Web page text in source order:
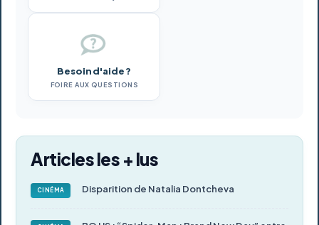
Besoin d'aide ?
FOIRE AUX QUESTIONS
Articles les + lus
CINÉMA Disparition de Natalia Dontcheva